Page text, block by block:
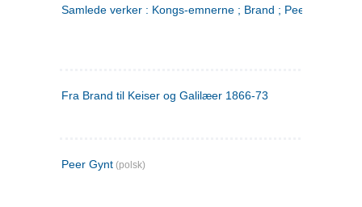
Samlede verker : Kongs-emnerne ; Brand ; Peer Gynt. 2
Fra Brand til Keiser og Galilæer 1866-73
Peer Gynt (polsk)